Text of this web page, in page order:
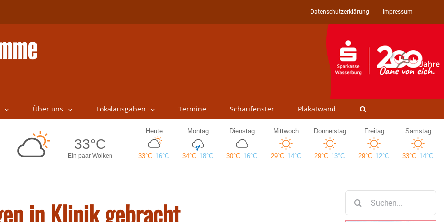
Datenschutzerklärung Impressum
Über uns Lokalausgaben Termine Schaufenster Plakatwand
in Klinik gebracht
nach: